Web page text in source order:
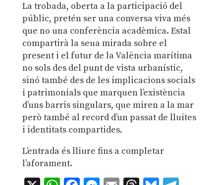
La trobada, oberta a la participació del
públic, pretén ser una conversa viva més
que no una conferència acadèmica. Estal
compartirà la seua mirada sobre el
present i el futur de la València marítima
no sols des del punt de vista urbanístic,
sinó també des de les implicacions socials
i patrimonials que marquen l’existència
d’uns barris singulars, que miren a la mar
però també al record d’un passat de lluites
i identitats compartides.
L’entrada és lliure fins a completar
l’aforament.